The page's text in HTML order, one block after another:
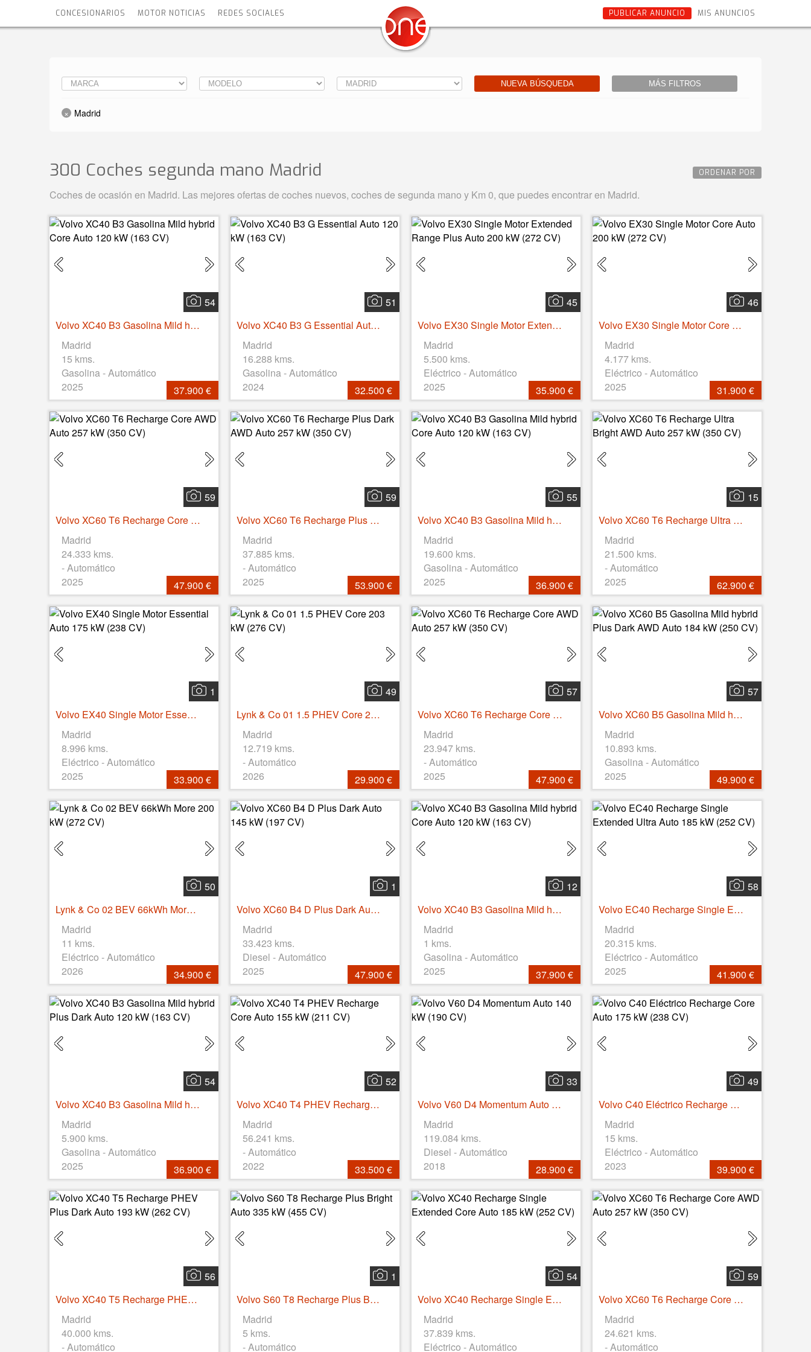
CONCESIONARIOS MOTOR NOTICIAS REDES SOCIALES MIS ANUNCIOS
PUBLICAR ANUNCIO
NUEVA BÚSQUEDA MÁS FILTROS
Madrid
ORDENAR POR
300 Coches segunda mano Madrid
Coches de ocasión en Madrid. Las mejores ofertas de coches nuevos, coches de segunda mano y Km 0, que puedes encontrar en Madrid.
54
Volvo XC40 B3 Gasolina Mild hybrid Core Auto 120 kW (163 CV)
Madrid
15 kms.
Gasolina - Automático
2025
37.900 €
51
Volvo XC40 B3 G Essential Auto 120 kW (163 CV)
Madrid
16.288 kms.
Gasolina - Automático
2024
32.500 €
45
Volvo EX30 Single Motor Extended Range Plus Auto 200 kW (272 CV)
Madrid
5.500 kms.
Eléctrico - Automático
2025
35.900 €
46
Volvo EX30 Single Motor Core Auto 200 kW (272 CV)
Madrid
4.177 kms.
Eléctrico - Automático
2025
31.900 €
59
Volvo XC60 T6 Recharge Core AWD Auto 257 kW (350 CV)
Madrid
24.333 kms.
- Automático
2025
47.900 €
59
Volvo XC60 T6 Recharge Plus Dark AWD Auto 257 kW (350 CV)
Madrid
37.885 kms.
- Automático
2025
53.900 €
55
Volvo XC40 B3 Gasolina Mild hybrid Core Auto 120 kW (163 CV)
Madrid
19.600 kms.
Gasolina - Automático
2025
36.900 €
15
Volvo XC60 T6 Recharge Ultra Bright AWD Auto 257 kW (350 CV)
Madrid
21.500 kms.
- Automático
2025
62.900 €
1
Volvo EX40 Single Motor Essential Auto 175 kW (238 CV)
Madrid
8.996 kms.
Eléctrico - Automático
2025
33.900 €
49
Lynk & Co 01 1.5 PHEV Core 203 kW (276 CV)
Madrid
12.719 kms.
- Automático
2026
29.900 €
57
Volvo XC60 T6 Recharge Core AWD Auto 257 kW (350 CV)
Madrid
23.947 kms.
- Automático
2025
47.900 €
57
Volvo XC60 B5 Gasolina Mild hybrid Plus Dark AWD Auto 184 kW (250 CV)
Madrid
10.893 kms.
Gasolina - Automático
2025
49.900 €
50
Lynk & Co 02 BEV 66kWh More 200 kW (272 CV)
Madrid
11 kms.
Eléctrico - Automático
2026
34.900 €
1
Volvo XC60 B4 D Plus Dark Auto 145 kW (197 CV)
Madrid
33.423 kms.
Diesel - Automático
2025
47.900 €
12
Volvo XC40 B3 Gasolina Mild hybrid Core Auto 120 kW (163 CV)
Madrid
1 kms.
Gasolina - Automático
2025
37.900 €
58
Volvo EC40 Recharge Single Extended Ultra Auto 185 kW (252 CV)
Madrid
20.315 kms.
Eléctrico - Automático
2025
41.900 €
54
Volvo XC40 B3 Gasolina Mild hybrid Plus Dark Auto 120 kW (163 CV)
Madrid
5.900 kms.
Gasolina - Automático
2025
36.900 €
52
Volvo XC40 T4 PHEV Recharge Core Auto 155 kW (211 CV)
Madrid
56.241 kms.
- Automático
2022
33.500 €
33
Volvo V60 D4 Momentum Auto 140 kW (190 CV)
Madrid
119.084 kms.
Diesel - Automático
2018
28.900 €
49
Volvo C40 Eléctrico Recharge Core Auto 175 kW (238 CV)
Madrid
15 kms.
Eléctrico - Automático
2023
39.900 €
56
Volvo XC40 T5 Recharge PHEV Plus Dark Auto 193 kW (262 CV)
Madrid
40.000 kms.
- Automático
1
Volvo S60 T8 Recharge Plus Bright Auto 335 kW (455 CV)
Madrid
5 kms.
- Automático
54
Volvo XC40 Recharge Single Extended Core Auto 185 kW (252 CV)
Madrid
37.839 kms.
Eléctrico - Automático
59
Volvo XC60 T6 Recharge Core AWD Auto 257 kW (350 CV)
Madrid
24.621 kms.
- Automático